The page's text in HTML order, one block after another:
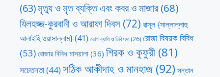
(63)মৃত্যু ও মৃত ব্যক্তি এবং কবর ও মাজার(68)
যিলহজ্জ-কুরবানী ও আরাফা দিবস (72) রাসূল {সাল্লাল্লাহু
আলাইহি ওয়াসাল্লাম}(41) রোগ ব্যাধি ও চিকিৎসা(26) রোজা বিষয়ক বিবিধ
(53) রোজার বিবিধ মাসয়ালা (36) শিরক ও কুফুরী (81)
সচেতনতা(44) সঠিক আকীদাহ ও মানহাজ (92) সন্তান